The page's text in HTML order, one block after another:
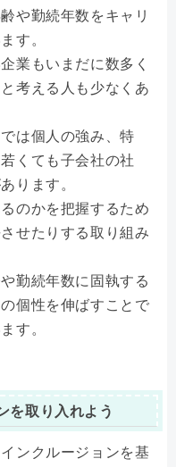
や勤続年数をキャリ
す。
業もいまだに数多く
考える人も少なくあ
は個人の強み、特
くても子会社の社
ります。
のかを把握するため
せたりする取り組み
勤続年数に固執する
個性を伸ばすことで
す。
を取り入れよう
ンクルージョンを基